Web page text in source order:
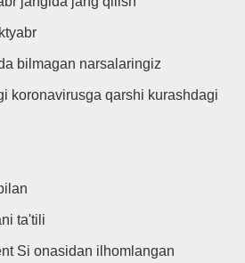
bilmagan narsalaringiz
koronavirusga qarshi kurashdagi
ta'tili
Si onasidan ilhomlangan